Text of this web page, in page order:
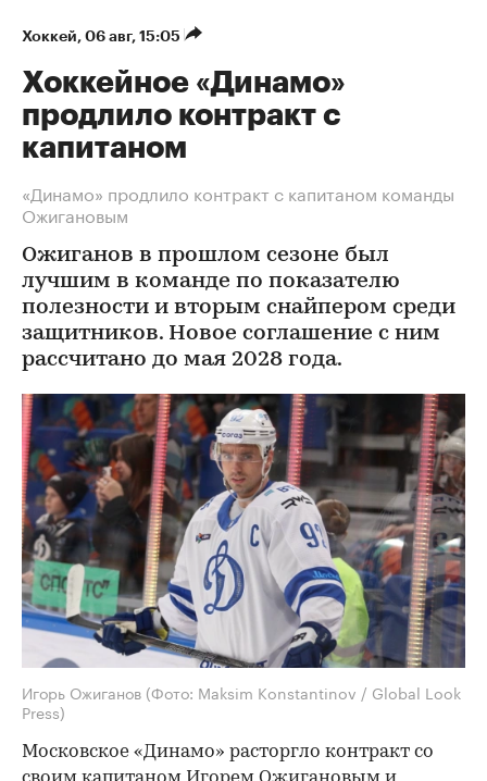
Хоккей 06 авг, 15:05
Хоккейное «Динамо»
продлило контракт с
капитаном
«Динамо» продлило контракт с капитаном команды
Ожигановым
Ожиганов в прошлом сезоне был
лучшим в команде по показателю
полезности и вторым снайпером среди
защитников. Новое соглашение с ним
рассчитано до мая 2028 года.
Игорь Ожиганов (Фото: Maksim Konstantinov / Global Look
Press)
Московское «Динамо» расторгло контракт со